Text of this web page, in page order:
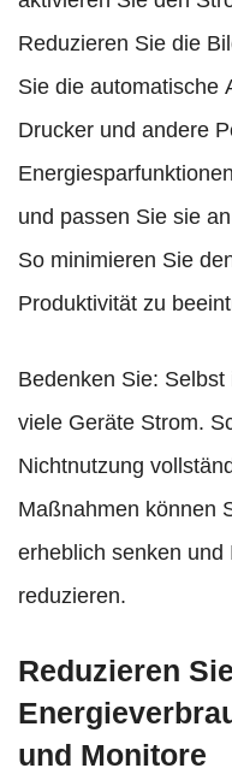
Reduzieren Sie die
Sie die automatische
Drucker und andere
und passen Sie sie
So minimieren Sie
Produktivität zu
Bedenken Sie:
viele Geräte Strom.
Nichtnutzung
Maßnahmen können
erheblich senken und
reduzieren.
Reduzieren
und Monitore